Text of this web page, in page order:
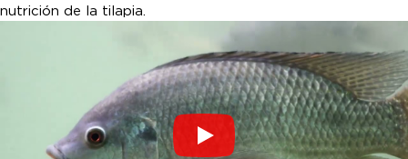
nutrición de la tilapia.